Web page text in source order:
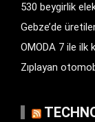
530 beygirlik
Gebze’de
OMODA 7 ile ilk
Zıplayan